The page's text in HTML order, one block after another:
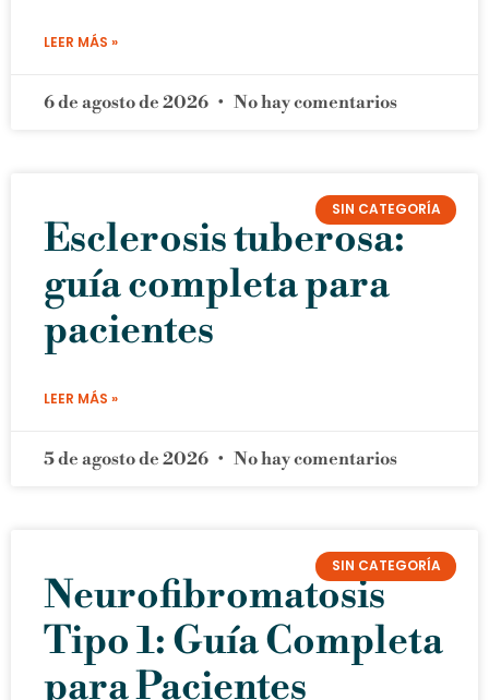
LEER MÁS »
6 de agosto de 2026 No hay comentarios
SIN CATEGORÍA
Esclerosis tuberosa:
guía completa para
pacientes
LEER MÁS »
5 de agosto de 2026 No hay comentarios
SIN CATEGORÍA
Neurofibromatosis
Tipo 1: Guía Completa
para Pacientes